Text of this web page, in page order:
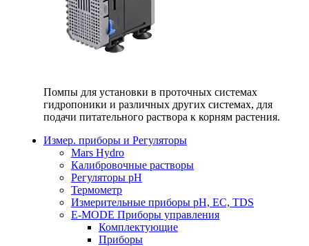
Помпы для установки в проточных системах
гидропоники и различных других системах, для
подачи питательного раствора к корням растения.
Измер. приборы и Регуляторы
Mars Hydro
Калибровочные растворы
Регуляторы рН
Термометр
Измерительные приборы pH, EC, TDS
E-MODE Приборы управления
Комплектующие
Приборы